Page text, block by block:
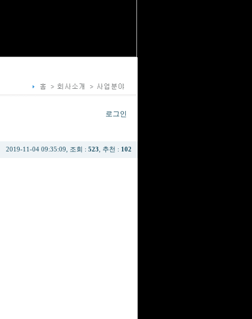
로그인
2019-11-04 09:35:09, 조회 : 523 , 추천 : 102